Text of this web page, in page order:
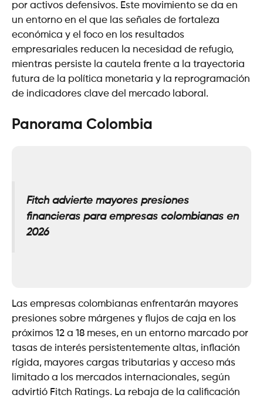
por activos defensivos. Este movimiento se da en
un entorno en el que las señales de fortaleza
económica y el foco en los resultados
empresariales reducen la necesidad de refugio,
mientras persiste la cautela frente a la trayectoria
futura de la política monetaria y la reprogramación
de indicadores clave del mercado laboral.
Panorama Colombia
Fitch advierte mayores presiones
financieras para empresas colombianas en
2026
Las empresas colombianas enfrentarán mayores
presiones sobre márgenes y flujos de caja en los
próximos 12 a 18 meses, en un entorno marcado por
tasas de interés persistentemente altas, inflación
rígida, mayores cargas tributarias y acceso más
limitado a los mercados internacionales, según
advirtió Fitch Ratings. La rebaja de la calificación